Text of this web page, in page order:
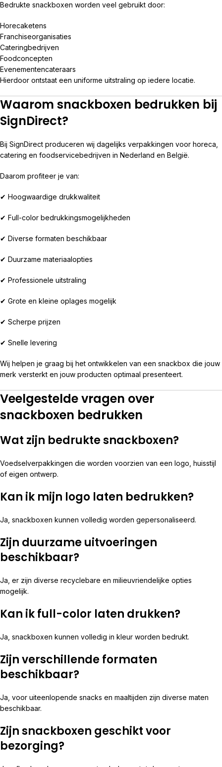
Bedrukte snackboxen worden veel gebruikt door:
Horecaketens
Franchiseorganisaties
Cateringbedrijven
Foodconcepten
Evenementencateraars
Hierdoor ontstaat een uniforme uitstraling op iedere locatie.
Waarom snackboxen bedrukken bij
SignDirect?
Bij SignDirect produceren wij dagelijks verpakkingen voor horeca,
catering en foodservicebedrijven in Nederland en België.
Daarom profiteer je van:
✔ Hoogwaardige drukkwaliteit
✔ Full-color bedrukkingsmogelijkheden
✔ Diverse formaten beschikbaar
✔ Duurzame materiaalopties
✔ Professionele uitstraling
✔ Grote en kleine oplages mogelijk
✔ Scherpe prijzen
✔ Snelle levering
Wij helpen je graag bij het ontwikkelen van een snackbox die jouw
merk versterkt en jouw producten optimaal presenteert.
Veelgestelde vragen over
snackboxen bedrukken
Wat zijn bedrukte snackboxen?
Voedselverpakkingen die worden voorzien van een logo, huisstijl
of eigen ontwerp.
Kan ik mijn logo laten bedrukken?
Ja, snackboxen kunnen volledig worden gepersonaliseerd.
Zijn duurzame uitvoeringen
beschikbaar?
Ja, er zijn diverse recyclebare en milieuvriendelijke opties
mogelijk.
Kan ik full-color laten drukken?
Ja, snackboxen kunnen volledig in kleur worden bedrukt.
Zijn verschillende formaten
beschikbaar?
Ja, voor uiteenlopende snacks en maaltijden zijn diverse maten
beschikbaar.
Zijn snackboxen geschikt voor
bezorging?